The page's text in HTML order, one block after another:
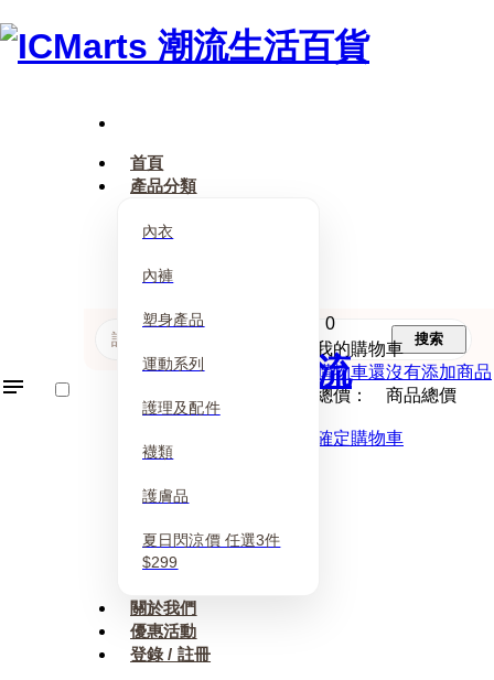
首頁
產品分類
內衣
內褲
塑身產品
運動系列
護理及配件
襪類
護膚品
夏日閃涼價 任選3件
$299
關於我們
優惠活動
登錄 / 註冊
0
我的購物車
購物車還沒有添加商品
總價： 商品總價
確定購物車
搜索